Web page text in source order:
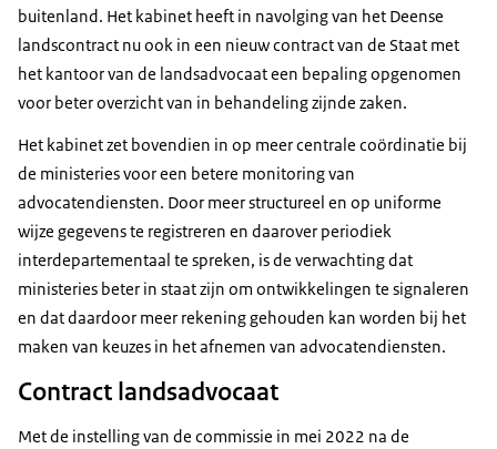
buitenland. Het kabinet heeft in navolging van het Deense
landscontract nu ook in een nieuw contract van de Staat met
het kantoor van de landsadvocaat een bepaling opgenomen
voor beter overzicht van in behandeling zijnde zaken.
Het kabinet zet bovendien in op meer centrale coördinatie bij
de ministeries voor een betere monitoring van
advocatendiensten. Door meer structureel en op uniforme
wijze gegevens te registreren en daarover periodiek
interdepartementaal te spreken, is de verwachting dat
ministeries beter in staat zijn om ontwikkelingen te signaleren
en dat daardoor meer rekening gehouden kan worden bij het
maken van keuzes in het afnemen van advocatendiensten.
Contract landsadvocaat
Met de instelling van de commissie in mei 2022 na de